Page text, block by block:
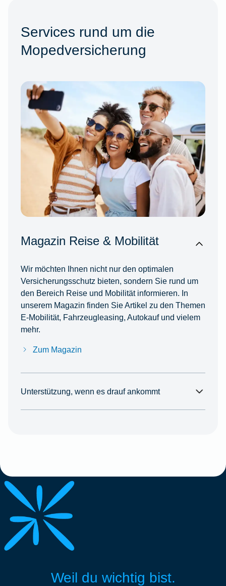
Services rund um die
Mopedversicherung
Magazin Reise & Mobilität
Wir möchten Ihnen nicht nur den optimalen
Versicherungsschutz bieten, sondern Sie rund um
den Bereich Reise und Mobilität informieren. In
unserem Magazin finden Sie Artikel zu den Themen
E-Mobilität, Fahrzeugleasing, Autokauf und vielem
mehr.
Zum Magazin
Unterstützung, wenn es drauf ankommt
Weil du wichtig bist.